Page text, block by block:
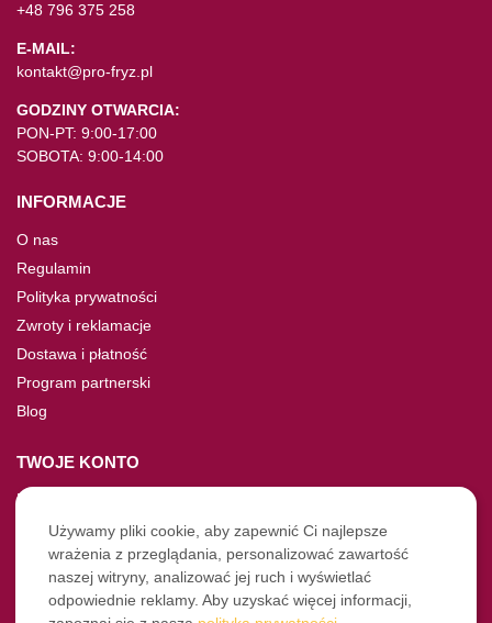
+48 796 375 258
E-MAIL:
kontakt@pro-fryz.pl
GODZINY OTWARCIA:
PON-PT: 9:00-17:00
SOBOTA: 9:00-14:00
INFORMACJE
O nas
Regulamin
Polityka prywatności
Zwroty i reklamacje
Dostawa i płatność
Program partnerski
Blog
TWOJE KONTO
Moje konto
Nie pamiętasz hasła?
Twoje zamówienia
NASZE SOCIALE
Używamy pliki cookie, aby zapewnić Ci najlepsze
wrażenia z przeglądania, personalizować zawartość
naszej witryny, analizować jej ruch i wyświetlać
odpowiednie reklamy. Aby uzyskać więcej informacji,